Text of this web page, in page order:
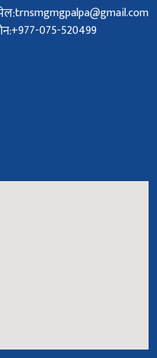
trnsmgmgpalpa@gmail.com
+977-075-520499